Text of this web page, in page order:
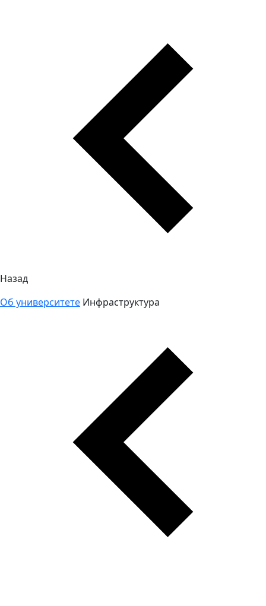
Назад
Об университете Инфраструктура